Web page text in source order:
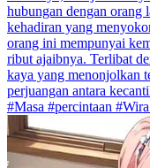
hubungan dengan orang
kehadiran yang
orang ini mempunyai
ribut ajaibnya. Terlibat
kaya yang menonjolkan
perjuangan antara
#Masa #percintaan